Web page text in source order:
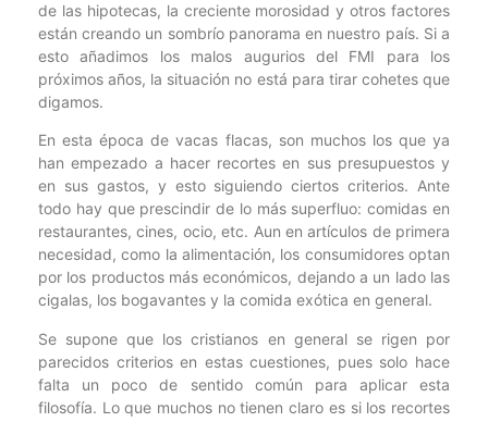
de las hipotecas, la creciente morosidad y otros factores
están creando un sombrío panorama en nuestro país. Si a
esto añadimos los malos augurios del FMI para los
próximos años, la situación no está para tirar cohetes que
digamos.
En esta época de vacas flacas, son muchos los que ya
han empezado a hacer recortes en sus presupuestos y
en sus gastos, y esto siguiendo ciertos criterios. Ante
todo hay que prescindir de lo más superfluo: comidas en
restaurantes, cines, ocio, etc. Aun en artículos de primera
necesidad, como la alimentación, los consumidores optan
por los productos más económicos, dejando a un lado las
cigalas, los bogavantes y la comida exótica en general.
Se supone que los cristianos en general se rigen por
parecidos criterios en estas cuestiones, pues solo hace
falta un poco de sentido común para aplicar esta
filosofía. Lo que muchos no tienen claro es si los recortes